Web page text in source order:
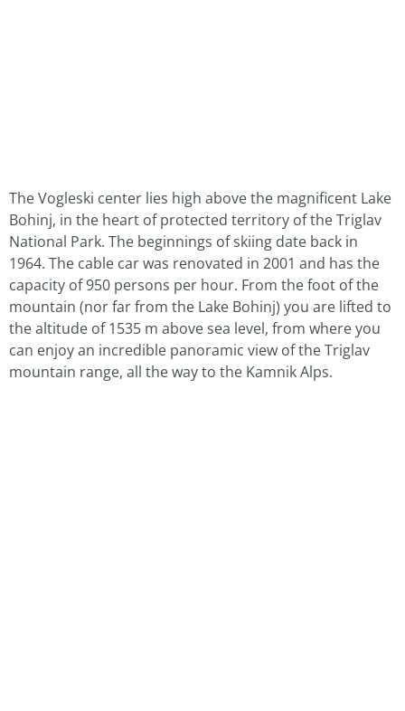
The Vogleski center lies high above the magnificent Lake
Bohinj, in the heart of protected territory of the Triglav
National Park. The beginnings of skiing date back in
1964. The cable car was renovated in 2001 and has the
capacity of 950 persons per hour. From the foot of the
mountain (nor far from the Lake Bohinj) you are lifted to
the altitude of 1535 m above sea level, from where you
can enjoy an incredible panoramic view of the Triglav
mountain range, all the way to the Kamnik Alps.